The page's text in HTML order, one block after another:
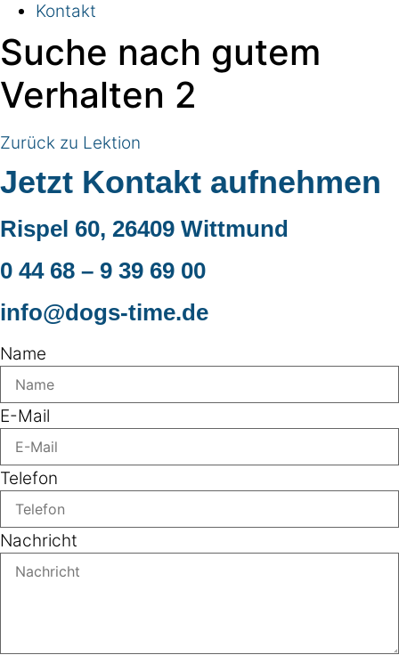
Kontakt
Suche nach gutem
Verhalten 2
Zurück zu Lektion
Jetzt Kontakt aufnehmen
Rispel 60, 26409 Wittmund
0 44 68 – 9 39 69 00
info@dogs-time.de
Name
E-Mail
Telefon
Nachricht